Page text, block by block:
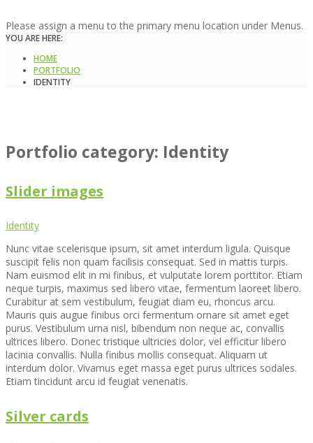
Please assign a menu to the primary menu location under Menus.
YOU ARE HERE:
HOME
PORTFOLIO
IDENTITY
Portfolio category: Identity
Slider images
Identity
Nunc vitae scelerisque ipsum, sit amet interdum ligula. Quisque
suscipit felis non quam facilisis consequat. Sed in mattis turpis.
Nam euismod elit in mi finibus, et vulputate lorem porttitor. Etiam
neque turpis, maximus sed libero vitae, fermentum laoreet libero.
Curabitur at sem vestibulum, feugiat diam eu, rhoncus arcu.
Mauris quis augue finibus orci fermentum ornare sit amet eget
purus. Vestibulum urna nisl, bibendum non neque ac, convallis
ultrices libero. Donec tristique ultricies dolor, vel efficitur libero
lacinia convallis. Nulla finibus mollis consequat. Aliquam ut
interdum dolor. Vivamus eget massa eget purus ultrices sodales.
Etiam tincidunt arcu id feugiat venenatis.
Silver cards